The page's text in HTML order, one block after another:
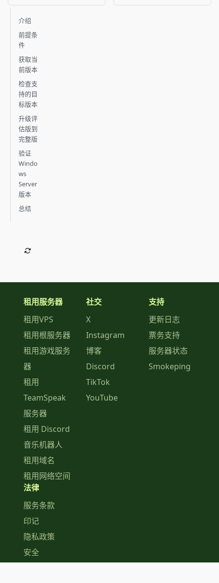
介绍
前提条
件
获取当
前版本
检查支
持的目
标版本
升级评
估版到
完整版
验证
Windo
ws
Server
版本
总结
租用服务器
租用VPS
租用根服务器
租用游戏服务
器
租用
TeamSpeak
服务器
租用 Discord
音乐机器人
租用域名
租用网络空间
社交
X
Instagram
博客
Discord
TikTok
YouTube
支持
更新日志
票务支持
服务器状态
Smokeping
法律
服务条款
印记
隐私政策
安全